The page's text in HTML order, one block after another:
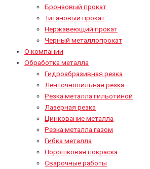
Бронзовый прокат
Титановый прокат
Нержавеющий прокат
Черный металлопрокат
О компании
Обработка металла
Гидроабразивная резка
Ленточнопильная резка
Резка металла гильотиной
Лазерная резка
Цинкование металла
Резка металла газом
Гибка металла
Порошковая покраска
Сварочные работы